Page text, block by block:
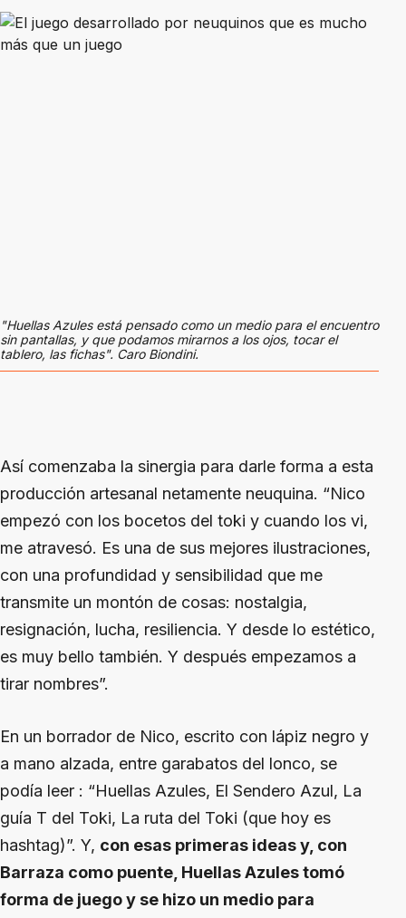
"Huellas Azules está pensado como un medio para el encuentro
sin pantallas, y que podamos mirarnos a los ojos, tocar el
tablero, las fichas". Caro Biondini.
Así comenzaba la sinergia para darle forma a esta
producción artesanal netamente neuquina. “Nico
empezó con los bocetos del toki y cuando los vi,
me atravesó. Es una de sus mejores ilustraciones,
con una profundidad y sensibilidad que me
transmite un montón de cosas: nostalgia,
resignación, lucha, resiliencia. Y desde lo estético,
es muy bello también. Y después empezamos a
tirar nombres”.
En un borrador de Nico, escrito con lápiz negro y
a mano alzada, entre garabatos del lonco, se
podía leer : “Huellas Azules, El Sendero Azul, La
guía T del Toki, La ruta del Toki (que hoy es
hashtag)”. Y, con esas primeras ideas y, con
Barraza como puente, Huellas Azules tomó
forma de juego y se hizo un medio para